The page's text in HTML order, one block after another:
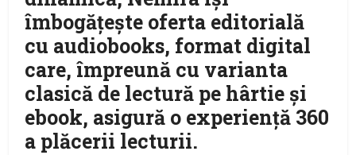
îmbogățește oferta editorială
cu audiobooks, format digital
care, împreună cu varianta
clasică de lectură pe hârtie și
ebook, asigură o experiență 360
a plăcerii lecturii.